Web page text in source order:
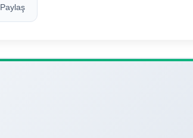
Paylaş